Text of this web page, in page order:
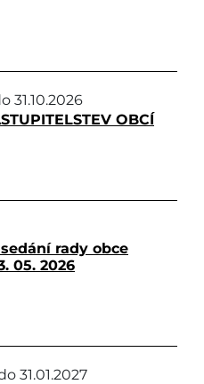
31.10.2026
OBCÍ
rady obce
05. 2026
31.01.2027